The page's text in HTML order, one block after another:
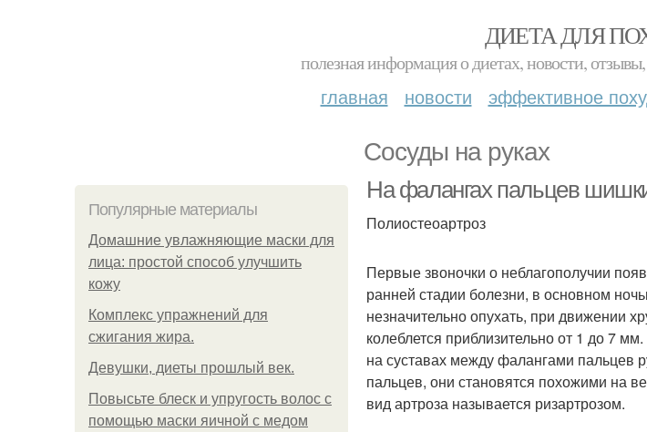
ДИЕТА ДЛЯ
полезная информация о диетах, новости,
главная новости эффективное
Сосуды на руках
Популярные материалы
Домашние увлажняющие маски для
лица: простой способ улучшить
кожу
Комплекс упражнений для
сжигания жира.
Девушки, диеты прошлый век.
Повысьте блеск и упругость волос с
помощью маски яичной с медом
На фалангах пальцев
Полиостеоартроз
Первые звоночки о неблагополучии
ранней стадии болезни, в основном
незначительно опухать, при движении
колеблется приблизительно от 1 до 7
на суставах между фалангами пальцев
пальцев, они становятся похожими на
вид артроза называется ризартрозом.